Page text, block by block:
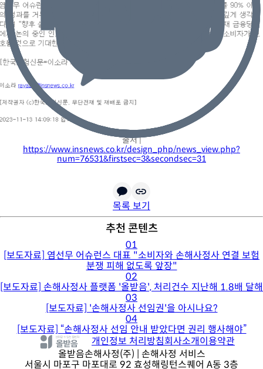
출처 |
https://www.insnews.co.kr/design_php/news_view.php?
num=76531&firstsec=3&secondsec=31
목록 보기
추천 콘텐츠
01
[보도자료] 염선무 어슈런스 대표 "소비자와 손해사정사 연결 보험
분쟁 피해 없도록 앞장"
02
[보도자료] 손해사정사 플랫폼 '올받음', 처리건수 지난해 1.8배 달해
03
[보도자료] '손해사정사 선임권'을 아시나요?
04
[보도자료] “손해사정사 선임 안내 받았다면 권리 행사해야”
개인정보 처리방침회사소개이용약관
올받음손해사정(주) | 손해사정 서비스
서울시 마포구 마포대로 92 효성해링턴스퀘어 A동 3층